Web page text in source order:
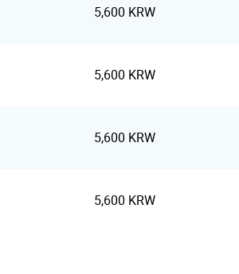
5,600 KRW
5,600 KRW
5,600 KRW
5,600 KRW